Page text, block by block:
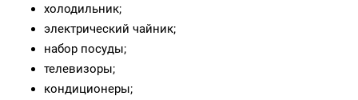
холодильник;
электрический чайник;
набор посуды;
телевизоры;
кондиционеры;